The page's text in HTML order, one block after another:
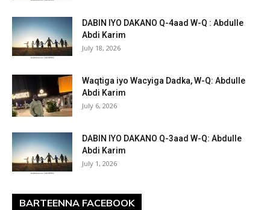
DABIN IYO DAKANO Q-4aad W-Q : Abdulle
Abdi Karim
July 18, 2026
Waqtiga iyo Wacyiga Dadka, W-Q: Abdulle
Abdi Karim
July 6, 2026
DABIN IYO DAKANO Q-3aad W-Q: Abdulle
Abdi Karim
July 1, 2026
BARTEENNA FACEBOOK